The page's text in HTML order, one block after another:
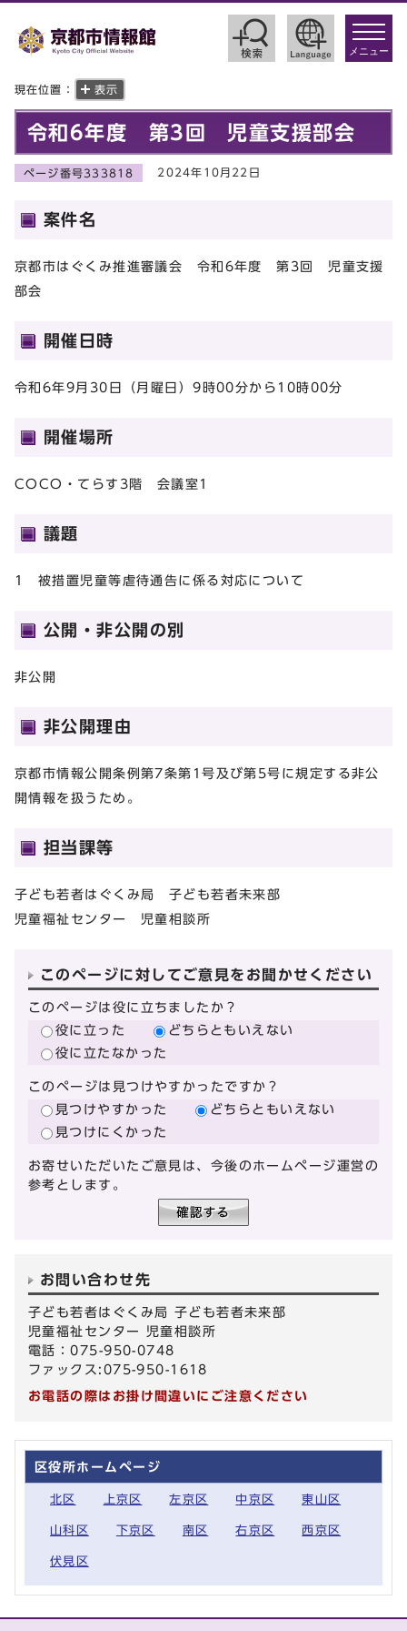
toggle
メニュー
現在位置： 表示
令和6年度 第3回 児童支援部会
ページ番号333818 2024年10月22日
案件名
京都市はぐくみ推進審議会 令和6年度 第3回 児童支援
部会
開催日時
令和6年9月30日（月曜日）9時00分から10時00分
開催場所
COCO・てらす3階 会議室1
議題
1 被措置児童等虐待通告に係る対応について
公開・非公開の別
非公開
非公開理由
京都市情報公開条例第7条第1号及び第5号に規定する非公
開情報を扱うため。
担当課等
子ども若者はぐくみ局 子ども若者未来部
児童福祉センター 児童相談所
このページに対してご意見をお聞かせください
このページは役に立ちましたか？
役に立った
どちらともいえない
役に立たなかった
このページは見つけやすかったですか？
見つけやすかった
どちらともいえない
見つけにくかった
お寄せいただいたご意見は、今後のホームページ運営の
参考とします。
お問い合わせ先
子ども若者はぐくみ局 子ども若者未来部
児童福祉センター 児童相談所
電話：075-950-0748
ファックス:075-950-1618
お電話の際はお掛け間違いにご注意ください
区役所ホームページ
北区 上京区 左京区 中京区 東山区
山科区 下京区 南区 右京区 西京区
伏見区